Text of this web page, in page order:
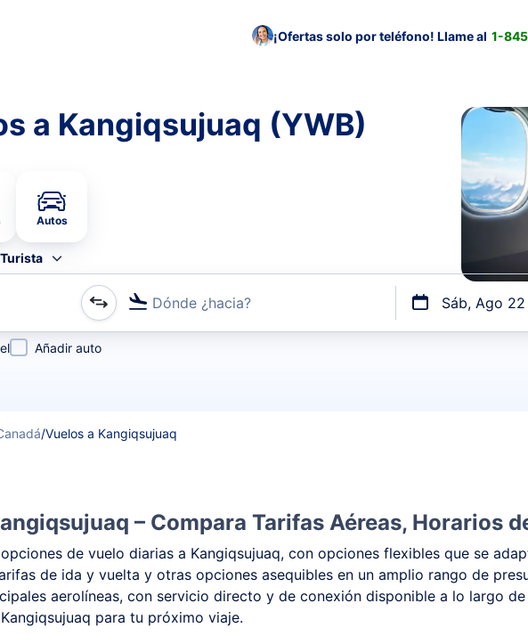
¡Ofertas solo por teléfono! Llame al 1-
a Kangiqsujuaq (YWB)
Autos
Turista
Dónde ¿hacia? Sáb, Ago 22
ciudad o aeropuerto o por vuelos directos
Añadir auto
/Vuelos a Kangiqsujuaq
– Compara Tarifas Aéreas, Horarios
de vuelo diarias a Kangiqsujuaq, con opciones flexibles que se
de ida y vuelta y otras opciones asequibles en un amplio rango de
aerolíneas, con servicio directo y de conexión disponible a lo largo
para tu próximo viaje.